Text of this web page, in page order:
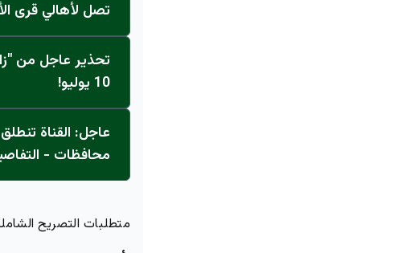
تصل لأهالي قرى
تحذير عاجل من
10 يوليو!
محافظات -
متطلبات التصريح